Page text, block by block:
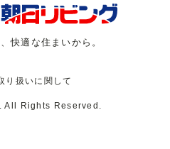
快適な住まいから。
り扱いに関して
All Rights Reserved.